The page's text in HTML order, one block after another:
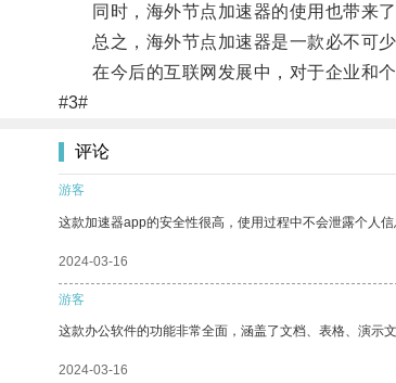
同时，海外节点加速器的使用也带来了
总之，海外节点加速器是一款必不可少
在今后的互联网发展中，对于企业和个
#3#
评论
游客
这款加速器app的安全性很高，使用过程中不会泄露个人信
2024-03-16
游客
这款办公软件的功能非常全面，涵盖了文档、表格、演示
2024-03-16